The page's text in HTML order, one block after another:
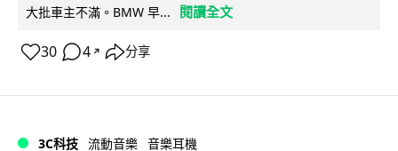
大批車主不滿。BMW 早...
閱讀全文
30 4 ↗ 分享
3C科技 流動音樂 音樂耳機